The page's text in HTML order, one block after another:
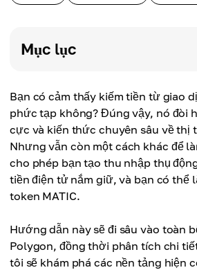
Mục lục
Bạn có cảm thấy kiếm tiền từ giao
phức tạp không? Đúng vậy, nó đòi
cực và kiến ​​thức chuyên sâu về thị
Nhưng vẫn còn một cách khác để
cho phép bạn tạo thu nhập thụ
tiền điện tử nắm giữ, và bạn có thể
token MATIC.
Hướng dẫn này sẽ đi sâu vào toàn
Polygon, đồng thời phân tích chi
tôi sẽ khám phá các nền tảng hiện